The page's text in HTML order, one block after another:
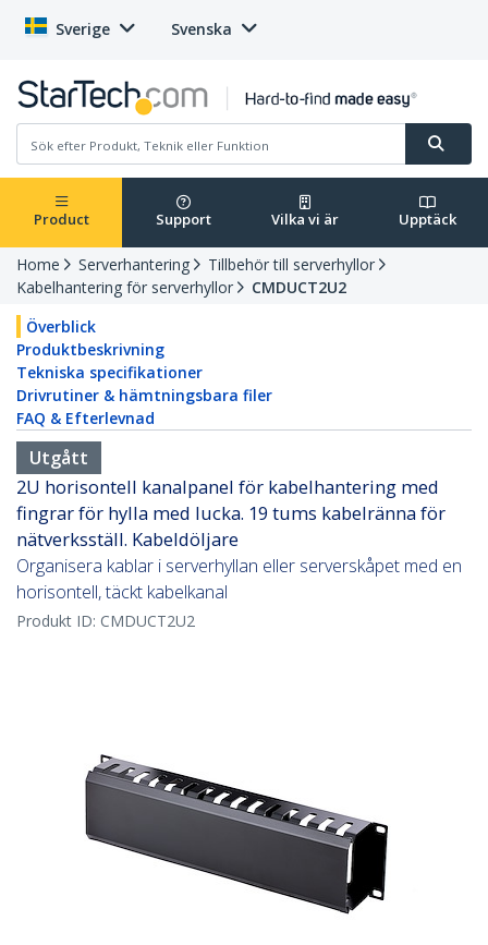
Sverige Svenska
Product Support Vilka vi är Upptäck
Home Serverhantering
Tillbehör till serverhyllor
Kabelhantering för serverhyllor
CMDUCT2U2
Överblick
Produktbeskrivning
Tekniska specifikationer
Drivrutiner & hämtningsbara filer
FAQ & Efterlevnad
Utgått
2U horisontell kanalpanel för kabelhantering med
fingrar för hylla med lucka. 19 tums kabelränna för
nätverksställ. Kabeldöljare
Organisera kablar i serverhyllan eller serverskåpet med en
horisontell, täckt kabelkanal
Produkt ID: CMDUCT2U2